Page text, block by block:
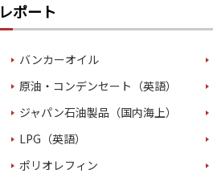
レポート
バンカーオイル
原油・コンデンセート（英語）
ジャパン石油製品（国内海上）
LPG（英語）
ポリオレフィン